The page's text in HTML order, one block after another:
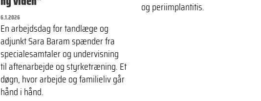
6.1.2026
En arbejdsdag for tandlæge og
adjunkt Sara Baram spænder fra
specialesamtaler og undervisning
til aftenarbejde og styrketræning. Et
døgn, hvor arbejde og familieliv går
hånd i hånd.
og periimplantitis.